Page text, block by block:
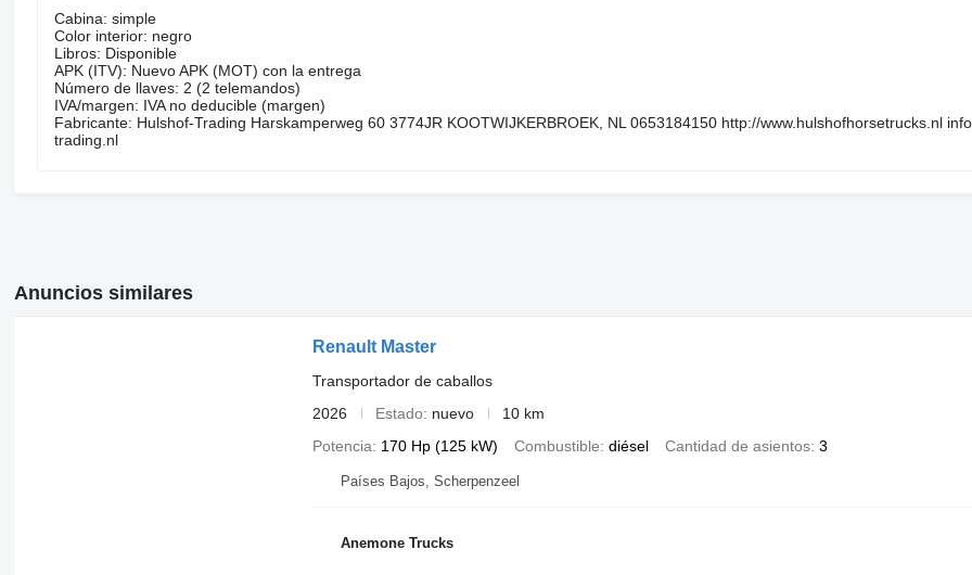
Cabina: simple
Color interior: negro
Libros: Disponible
APK (ITV): Nuevo APK (MOT) con la entrega
Número de llaves: 2 (2 telemandos)
IVA/margen: IVA no deducible (margen)
Fabricante: Hulshof-Trading Harskamperweg 60 3774JR KOOTWIJKERBROEK, NL 0653184150 http://www.hulshofhorsetrucks.nl
trading.nl
Anuncios similares
Renault Master
Transportador de caballos
2026
Estado nuevo
10 km
Potencia
170 Hp (125 kW) Combustible diésel Cantidad de asientos 3
Países Bajos, Scherpenzeel
Anemone Trucks